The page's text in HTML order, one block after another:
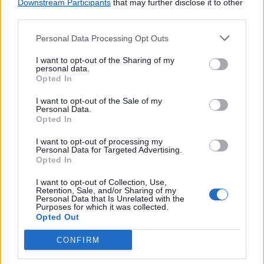
Downstream Participants that may further disclose it to other
Personal Data Processing Opt Outs
I want to opt-out of the Sharing of my
personal data.
Opted In
I want to opt-out of the Sale of my
Personal Data.
Opted In
I want to opt-out of processing my
Personal Data for Targeted Advertising.
Opted In
I want to opt-out of Collection, Use,
Retention, Sale, and/or Sharing of my
Personal Data that Is Unrelated with the
Purposes for which it was collected.
Opted Out
CONFIRM
Lojas mais próximas
GUIMARÃES(2.00 km)